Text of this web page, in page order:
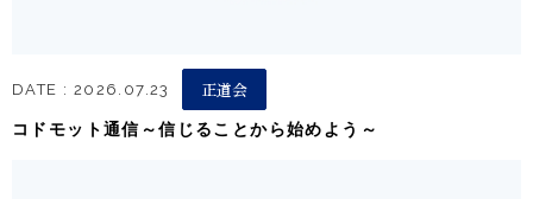
DATE : 2026.07.23 正道会
コドモット通信～信じることから始めよう～